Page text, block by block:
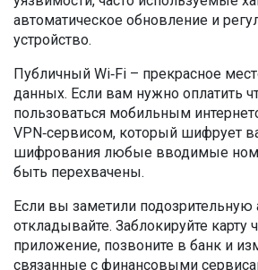
автоматическое обновление и
устройство.
Публичный Wi‑Fi – прекрасное
данных. Если вам нужно оплатить
пользоваться мобильным
VPN‑сервисом, который шифрует
шифрования любые вводимые
быть перехвачены.
Если вы заметили подозрительную
откладывайте. Заблокируйте карту
приложение, позвоните в банк и
связанные с финансовыми